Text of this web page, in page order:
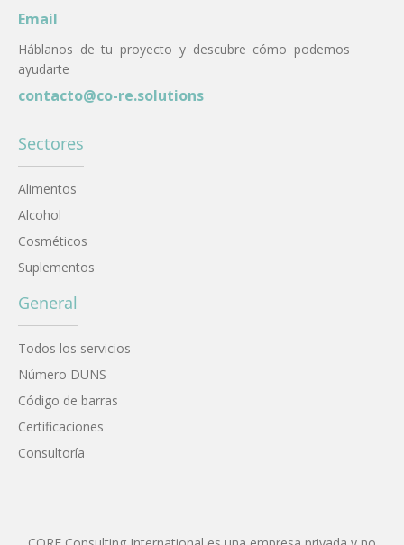
Email
Háblanos de tu proyecto y descubre cómo podemos
ayudarte
contacto@co-re.solutions
Sectores
Alimentos
Alcohol
Cosméticos
Suplementos
General
Todos los servicios
Número DUNS
Código de barras
Certificaciones
Consultoría